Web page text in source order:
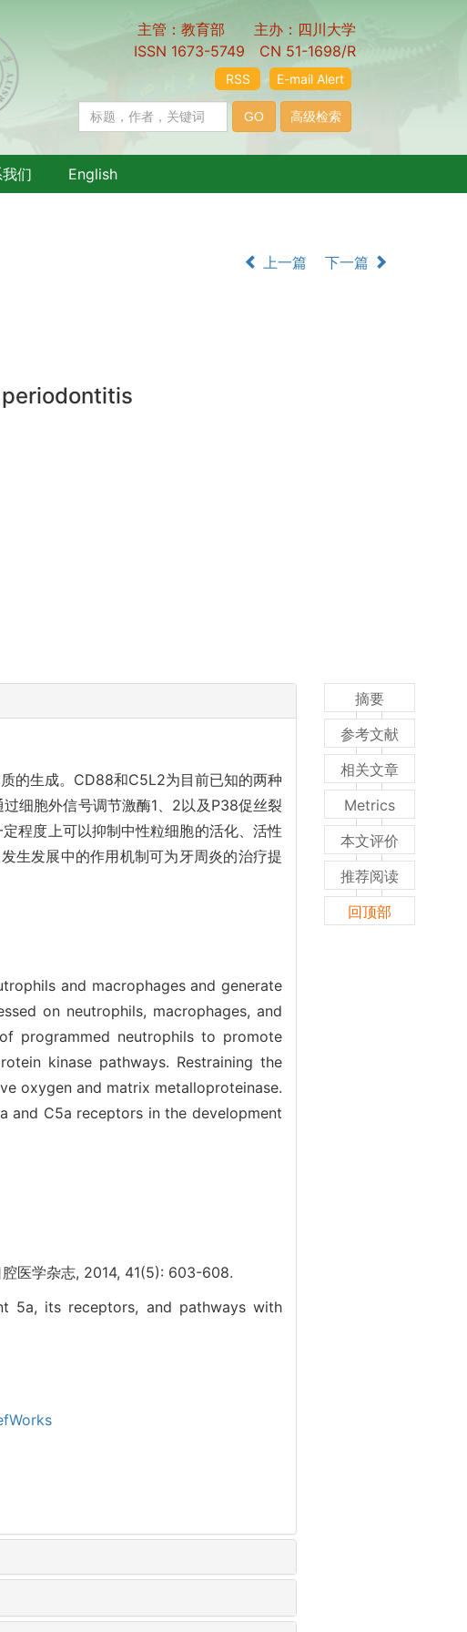
主管：教育部 主办：四川大学
ISSN 1673-5749 CN 51-1698/R
E-mail Alert
RSS
们 English
上一篇 下一篇
的生成。CD88和C5L2为目前已知的两种
细胞外信号调节激酶1、2以及P38促丝裂
程度上可以抑制中性粒细胞的活化、活性
生发展中的作用机制可为牙周炎的治疗提
and macrophages and generate
on neutrophils, macrophages, and
programmed neutrophils to promote
kinase pathways. Restraining the
oxygen and matrix metalloproteinase.
and C5a receptors in the development
医学杂志, 2014, 41(5): 603-608.
5a, its receptors, and pathways with
摘要
参考文献
相关文章
Metrics
本文评价
推荐阅读
回顶部